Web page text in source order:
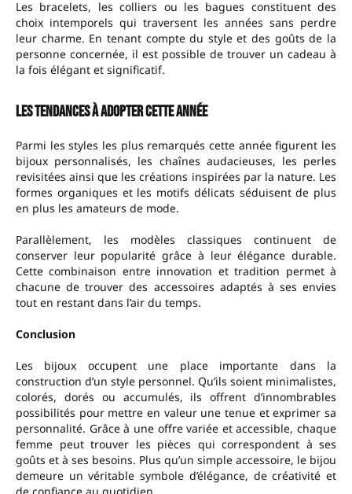
Les bracelets, les colliers ou les bagues constituent des
choix intemporels qui traversent les années sans perdre
leur charme. En tenant compte du style et des goûts de la
personne concernée, il est possible de trouver un cadeau à
la fois élégant et significatif.
Les tendances à adopter cette année
Parmi les styles les plus remarqués cette année figurent les
bijoux personnalisés, les chaînes audacieuses, les perles
revisitées ainsi que les créations inspirées par la nature. Les
formes organiques et les motifs délicats séduisent de plus
en plus les amateurs de mode.
Parallèlement, les modèles classiques continuent de
conserver leur popularité grâce à leur élégance durable.
Cette combinaison entre innovation et tradition permet à
chacune de trouver des accessoires adaptés à ses envies
tout en restant dans l’air du temps.
Conclusion
Les bijoux occupent une place importante dans la
construction d’un style personnel. Qu’ils soient minimalistes,
colorés, dorés ou accumulés, ils offrent d’innombrables
possibilités pour mettre en valeur une tenue et exprimer sa
personnalité. Grâce à une offre variée et accessible, chaque
femme peut trouver les pièces qui correspondent à ses
goûts et à ses besoins. Plus qu’un simple accessoire, le bijou
demeure un véritable symbole d’élégance, de créativité et